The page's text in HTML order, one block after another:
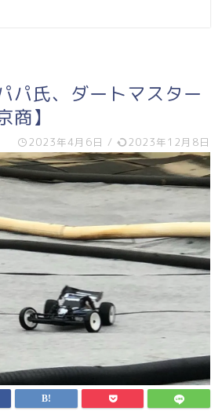
パ氏、ダートマスター
商】
2023年4月6日 / 2023年12月8日